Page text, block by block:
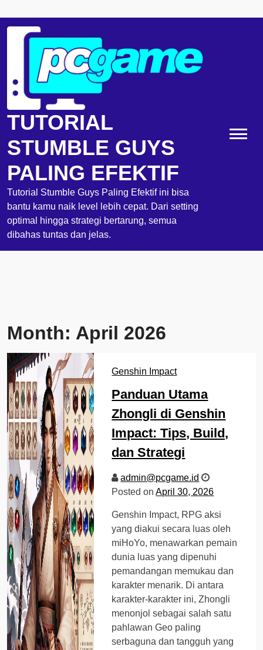
to
content
TUTORIAL
STUMBLE GUYS
PALING EFEKTIF
Tutorial Stumble Guys Paling Efektif ini bisa
bantu kamu naik level lebih cepat. Dari setting
optimal hingga strategi bertarung, semua
dibahas tuntas dan jelas.
Month: April 2026
Genshin Impact
Panduan Utama
Zhongli di Genshin
Impact: Tips, Build,
dan Strategi
admin@pcgame.id
Posted onApril 30, 2026
Genshin Impact, RPG aksi
yang diakui secara luas oleh
miHoYo, menawarkan pemain
dunia luas yang dipenuhi
pemandangan memukau dan
karakter menarik. Di antara
karakter-karakter ini, Zhongli
menonjol sebagai salah satu
pahlawan Geo paling
serbaguna dan tangguh yang